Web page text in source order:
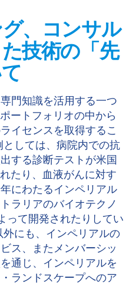
、コンサル
技術の「先
門知識を活用する一つ
ートフォリオの中から
イセンスを取得するこ
しては、病院内での抗
する診断テストが米国
たり、血液がんに対す
にわたるインペリアル
ラリアのバイオテクノ
って開発されたりしてい
にも、インペリアルの
ス、またメンバーシッ
通じ、インペリアルを
ランドスケープへのア